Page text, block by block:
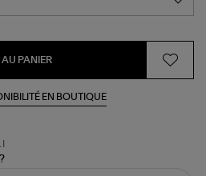
PANIER
EN BOUTIQUE